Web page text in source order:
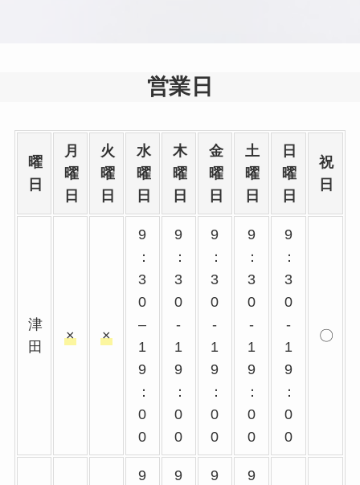
営業日
曜
日
月
曜
日
火
曜
日
水
曜
日
木
曜
日
金
曜
日
土
曜
日
日
曜
日
祝
日
津
田
× ×
9
：
3
0
–
1
9
：
0
0
9
：
3
0
-
1
9
：
0
0
9
：
3
0
-
1
9
：
0
0
9
：
3
0
-
1
9
：
0
0
9
：
3
0
-
1
9
：
0
0
〇
9
9
9
9